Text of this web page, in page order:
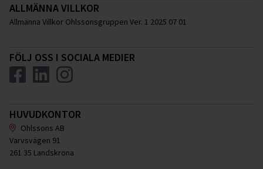
ALLMÄNNA VILLKOR
Allmänna Villkor Ohlssonsgruppen Ver. 1 2025 07 01
FÖLJ OSS I SOCIALA MEDIER
HUVUDKONTOR
Ohlssons AB
Varvsvägen 91
261 35 Landskrona